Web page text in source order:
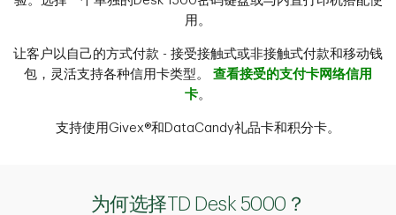
用。
让客户以自己的方式付款 - 接受接触式或非接触式付款和移动钱
包，灵活支持各种信用卡类型。 查看接受的支付卡网络信用
卡。
支持使用Givex®和DataCandy礼品卡和积分卡。
为何选择TD Desk 5000？